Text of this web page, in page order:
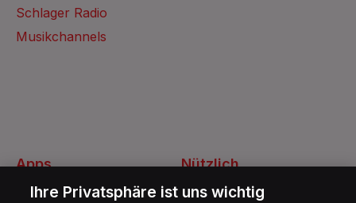
Schlager Radio
Musikchannels
Nützlich
Kontakt
Apps
Energy Radio App
Ihre Privatsphäre ist uns wichtig